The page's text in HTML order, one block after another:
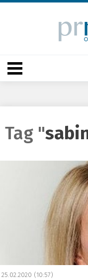
Tag "
25.02.2020 (10:57)